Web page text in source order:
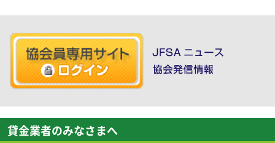
貸金業者のみなさまへ